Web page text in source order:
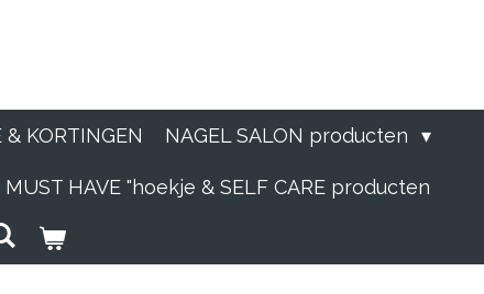
& KORTINGEN NAGEL SALON producten
MUST HAVE "hoekje & SELF CARE producten